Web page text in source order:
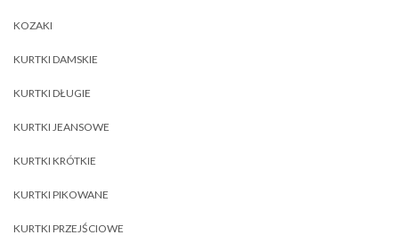
KOZAKI
KURTKI DAMSKIE
KURTKI DŁUGIE
KURTKI JEANSOWE
KURTKI KRÓTKIE
KURTKI PIKOWANE
KURTKI PRZEJŚCIOWE